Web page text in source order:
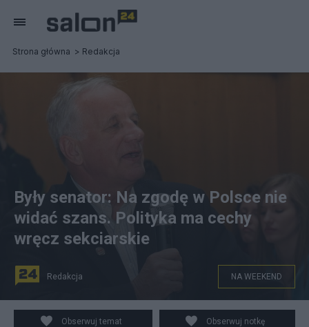
Strona główna Redakcja
Jan Rulewski, fot. Kuratorium w Bydgoszczy
Były senator: Na zgodę w Polsce nie
widać szans. Polityka ma cechy
wręcz sekciarskie
Redakcja NA WEEKEND
Obserwuj temat Obserwuj notkę